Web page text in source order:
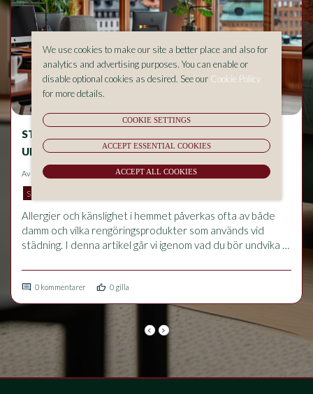
STÄDNING OCH ALLERGIER – VAD BÖR DU
UNDVIKA I HEMMET?
Av Aluma Sverige AB på 2026-05-18 14:53
SKATTEREDUKTION
Allergier och känslighet i hemmet påverkas ofta av både
damm och vilka rengöringsprodukter som används vid
städning. I denna artikel går vi igenom vad du bör undvika
förbättrar inomhusmiljön och vilka vanliga misstag som kan
förvärra problem med luftvägar och känslighet.
comment 0 kommentarer thumb_up 0 gilla
keyboard_arrow_left keyboard_arrow_right
We use cookies to make our site a better place and also for
analytics and advertising purposes. You can enable or
disable optional cookies as desired. See our Cookie Policy
for more details.
COOKIE SETTINGS
ACCEPT ESSENTIAL COOKIES
ACCEPT ALL COOKIES